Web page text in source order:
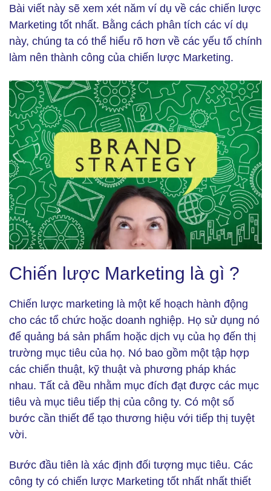
Bài viết này sẽ xem xét năm ví dụ về các chiến lược
Marketing tốt nhất. Bằng cách phân tích các ví dụ
này, chúng ta có thể hiểu rõ hơn về các yếu tố chính
làm nên thành công của chiến lược Marketing.
Chiến lược Marketing là gì ?
Chiến lược marketing là một kế hoạch hành động
cho các tổ chức hoặc doanh nghiệp. Họ sử dụng nó
để quảng bá sản phẩm hoặc dịch vụ của họ đến thị
trường mục tiêu của họ. Nó bao gồm một tập hợp
các chiến thuật, kỹ thuật và phương pháp khác
nhau. Tất cả đều nhằm mục đích đạt được các mục
tiêu và mục tiêu tiếp thị của công ty. Có một số
bước cần thiết để tạo thương hiệu với tiếp thị tuyệt
vời.
Bước đầu tiên là xác định đối tượng mục tiêu. Các
công ty có chiến lược Marketing tốt nhất nhất thiết